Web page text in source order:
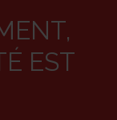
EST